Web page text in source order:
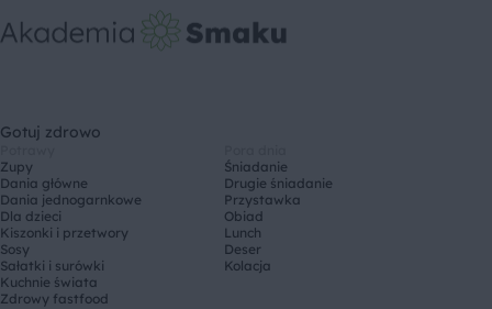
Gotuj zdrowo
Zupy
Dania główne
Dania jednogarnkowe
Dla dzieci
Kiszonki i przetwory
Sosy
Sałatki i surówki
Kuchnie świata
Zdrowy fastfood
Śniadanie
Drugie śniadanie
Przystawka
Obiad
Lunch
Deser
Kolacja